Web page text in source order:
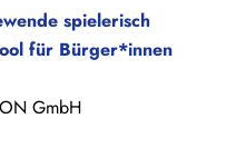
spielerisch
für Bürger*innen
GmbH